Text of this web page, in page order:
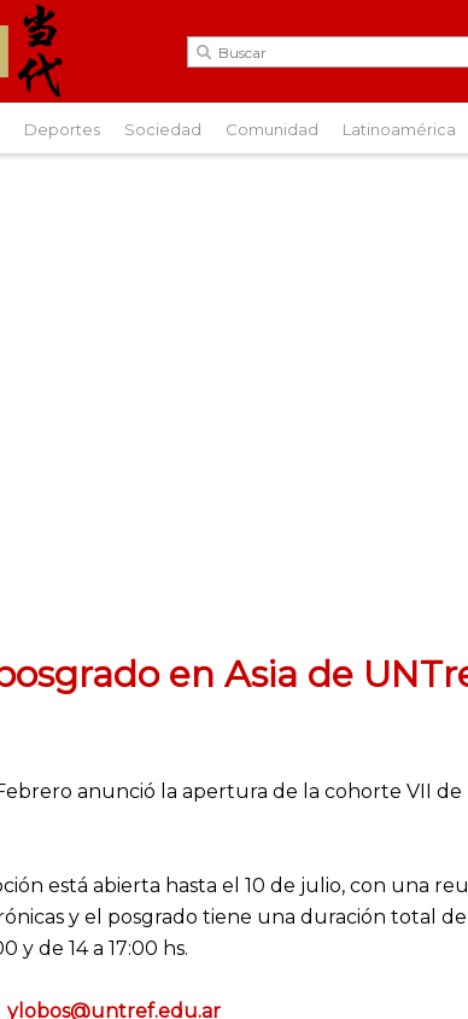
Deportes Sociedad Comunidad Latinoamérica
en Asia de
anunció la apertura de la cohorte VII
está abierta hasta el 10 de julio, con una
y el posgrado tiene una duración total
y de 14 a 17:00 hs.
ylobos@untref.edu.ar